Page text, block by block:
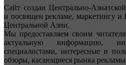
Сайт создан Центрально-
и посвящен рекламе, маркетингу и
Центральной Азии.
Мы предоставляем своим
актуальную информацию,
специалистами, интересные и
обзоры, касающиеся рынка